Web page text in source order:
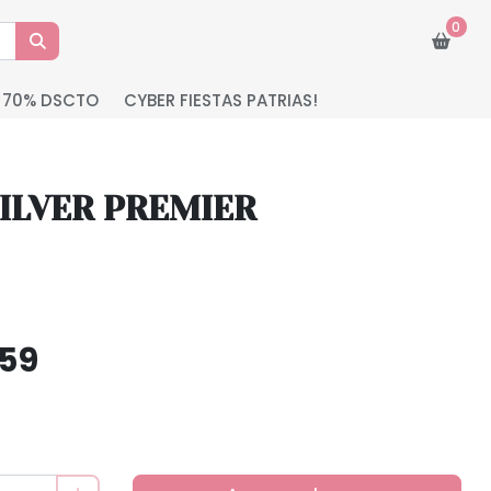
0
70% DSCTO CYBER FIESTAS PATRIAS!
PREMIER